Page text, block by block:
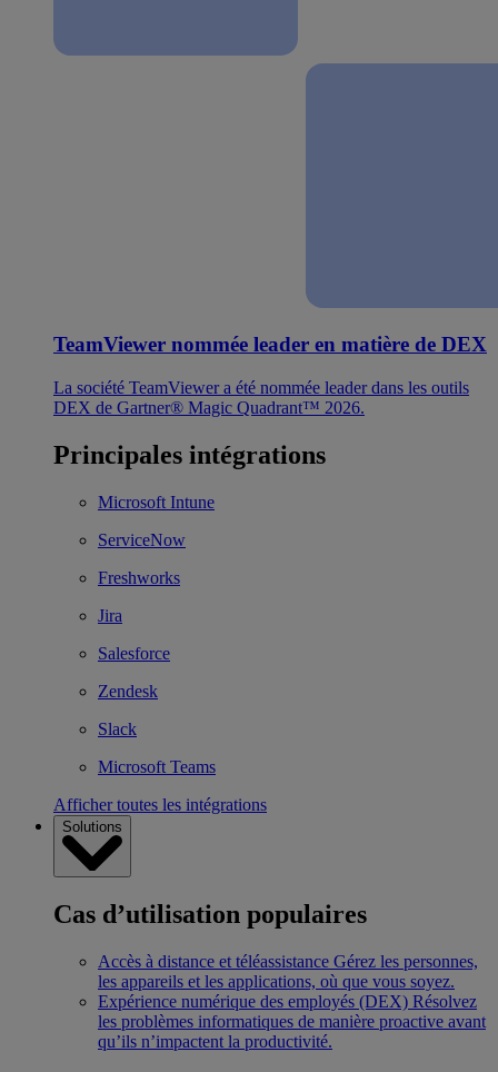
TeamViewer nommée leader en matière de DEX
La société TeamViewer a été nommée leader dans les outils
DEX de Gartner® Magic Quadrant™ 2026.
Principales intégrations
Microsoft Intune
ServiceNow
Freshworks
Jira
Salesforce
Zendesk
Slack
Microsoft Teams
Afficher toutes les intégrations
Solutions
Cas d’utilisation populaires
Accès à distance et téléassistance Gérez les personnes,
les appareils et les applications, où que vous soyez.
Expérience numérique des employés (DEX) Résolvez
les problèmes informatiques de manière proactive avant
qu’ils n’impactent la productivité.